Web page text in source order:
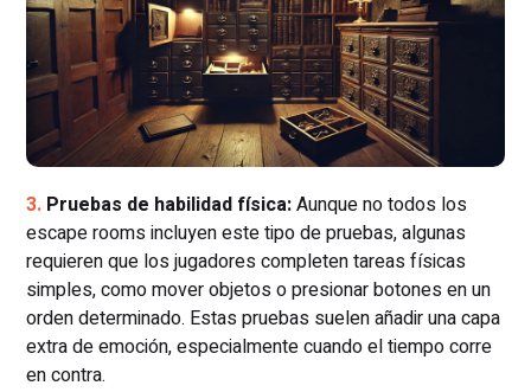
Pruebas de habilidad física:Aunque no todos los
escape rooms incluyen este tipo de pruebas, algunas
requieren que los jugadores completen tareas físicas
simples, como mover objetos o presionar botones en un
orden determinado. Estas pruebas suelen añadir una capa
extra de emoción, especialmente cuando el tiempo corre
en contra.